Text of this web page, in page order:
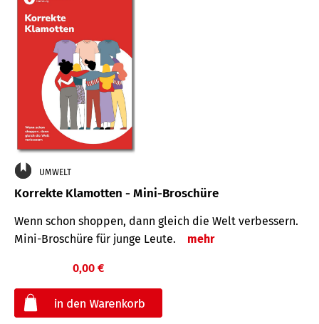
UMWELT
Korrekte Klamotten - Mini-Broschüre
Wenn schon shoppen, dann gleich die Welt verbessern.
Mini-Broschüre für junge Leute.
mehr
0,00 €